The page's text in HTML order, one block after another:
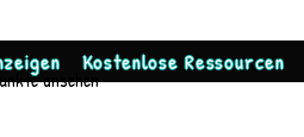
Kostenlose Ressourcen
ansehen